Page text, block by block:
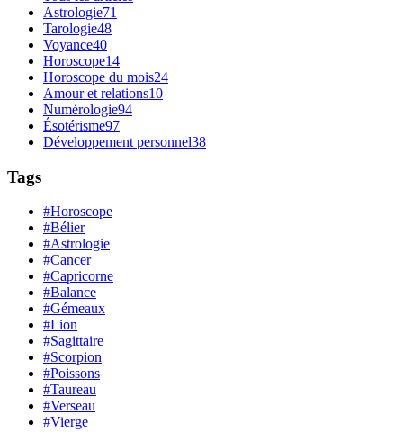
Astrologie71
Tarologie48
Voyance40
Horoscope14
Horoscope du mois24
Amour et relations10
Numérologie94
Ésotérisme97
Développement personnel38
Tags
#Horoscope
#Bélier
#Astrologie
#Cancer
#Capricorne
#Balance
#Gémeaux
#Lion
#Sagittaire
#Scorpion
#Poissons
#Taureau
#Verseau
#Vierge